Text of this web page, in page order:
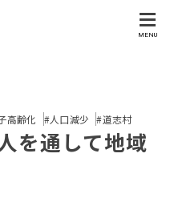
MENU
高齢化 #人口減少 #道志村
を通して地域